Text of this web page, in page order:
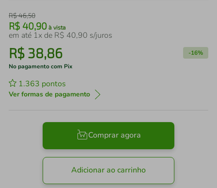
R$46,50
R$ 40,90 à vista
em até 1x de R$ 40,90 s/juros
R$ 38,86 -16%
No pagamento com Pix
1.363 pontos
Ver formas de pagamento
Comprar agora
Adicionar ao carrinho